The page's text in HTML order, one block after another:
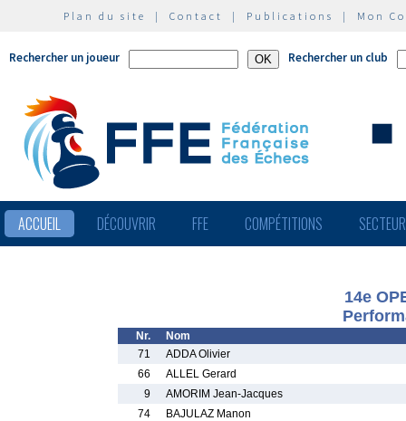
Plan du site | Contact | Publications | Mon
Rechercher un joueur Rechercher un club
ACCUEIL DÉCOUVRIR FFE COMPÉTITIONS
14e
Nr.
Nom
71
ADDA Olivier
66
ALLEL Gerard
9
AMORIM Jean-Jacques
74
BAJULAZ Manon